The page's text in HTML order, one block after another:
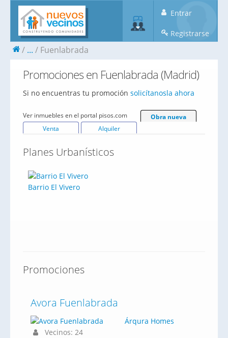
Entrar
Registrarse
... Fuenlabrada
Promociones en Fuenlabrada (Madrid)
Si no encuentras tu promoción solicítanosla ahora
Ver inmuebles en el portal pisos.com
Obra nueva
Venta
Alquiler
Planes Urbanísticos
Barrio El Vivero
Promociones
Avora Fuenlabrada
Árqura Homes
Vecinos: 24